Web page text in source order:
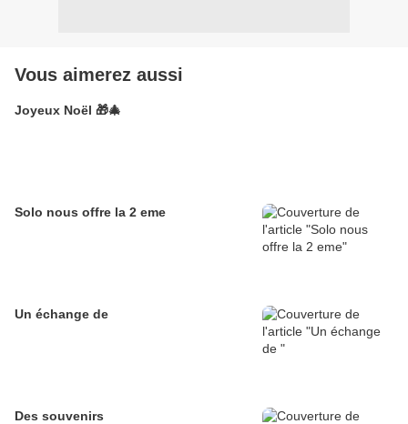
Vous aimerez aussi
Joyeux Noël 🎁🎄
Solo nous offre la 2 eme
Un échange de
Des souvenirs